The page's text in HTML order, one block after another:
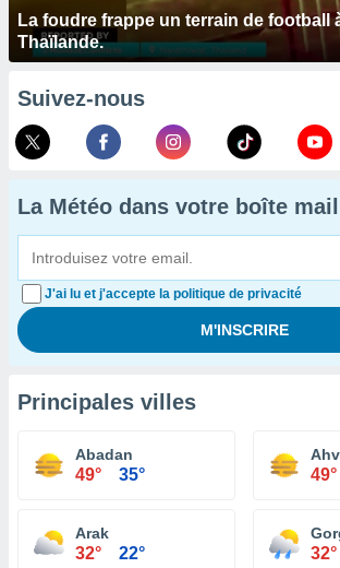
La foudre frappe un terrain de football
Thaïlande.
Suivez-nous
La Météo dans votre boîte mail
J'ai lu et j'accepte la politique de privacité
Principales villes
Abadan
49° 35° 49°
Arak
32° 22° 32°